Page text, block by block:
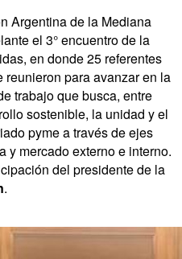
Argentina de la Mediana
el 3° encuentro de la
en donde 25 referentes
para avanzar en la
trabajo que busca, entre
sostenible, la unidad y el
pyme a través de ejes
y mercado externo e interno.
del presidente de la
.